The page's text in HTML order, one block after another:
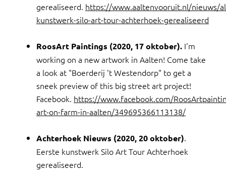
gerealiseerd. https://www.aaltenvooruit.nl/nieuws/
kunstwerk-silo-art-tour-achterhoek-gerealiseerd
RoosArt Paintings (2020, 17 oktober). I'm
working on a new artwork in Aalten! Come take
a look at "Boerderij 't Westendorp" to get a
sneek preview of this big street art project!
Facebook. https://www.facebook.com/
art-on-farm-in-aalten/349695366113138/
Achterhoek Nieuws (2020, 20 oktober).
Eerste kunstwerk Silo Art Tour Achterhoek
gerealiseerd.